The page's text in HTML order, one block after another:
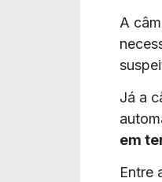
A
Já a
em
Entre